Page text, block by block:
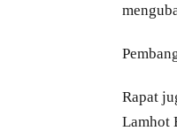
Rapat
Lamhot